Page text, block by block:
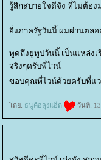
รู้สึกสบายใจดีจัง ที่ไม่ต้อง
งภาครัฐวันนี้ ผมผ่านตลอ
พูดถึงยูทูปวันนี้ เป็นแหล่งเ
จริงๆครับพี่ไวน์
ขอบคุณพี่ไวน์ด้วยครับที่แ
ดย: ธนูคือลุงแอ็ด วันที่: